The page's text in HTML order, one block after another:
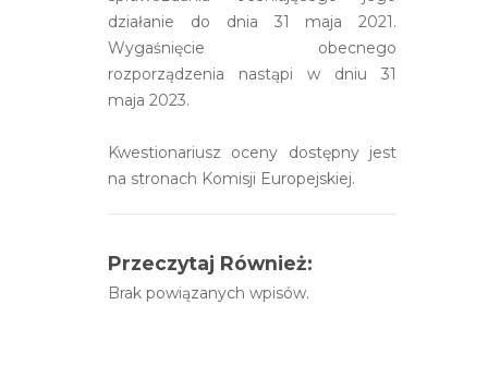
działanie do dnia 31 maja 2021.
Wygaśnięcie obecnego
rozporządzenia nastąpi w dniu 31
maja 2023.
Kwestionariusz oceny dostępny jest
na stronach Komisji Europejskiej.
Przeczytaj Również:
Brak powiązanych wpisów.